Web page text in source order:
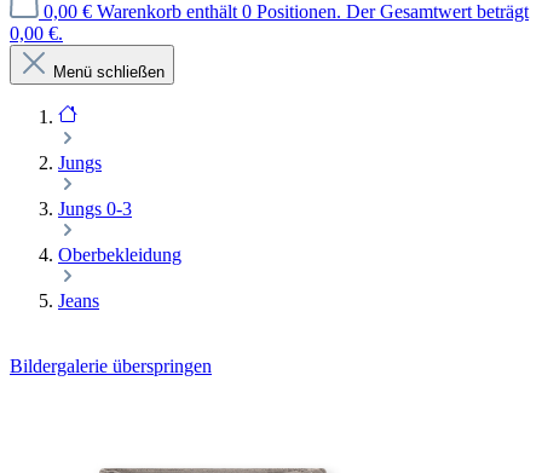
0,00 € Warenkorb enthält 0 Positionen. Der Gesamtwert beträgt
0,00 €.
Menü schließen
Jungs
Jungs 0-3
Oberbekleidung
Jeans
Bildergalerie überspringen